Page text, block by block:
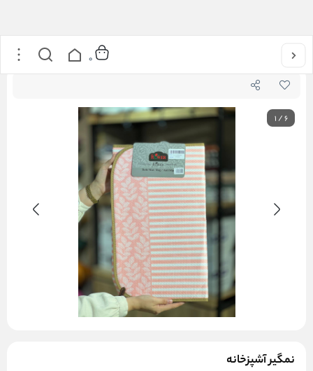
خانه 0
1/6
نمگیر آشپزخانه